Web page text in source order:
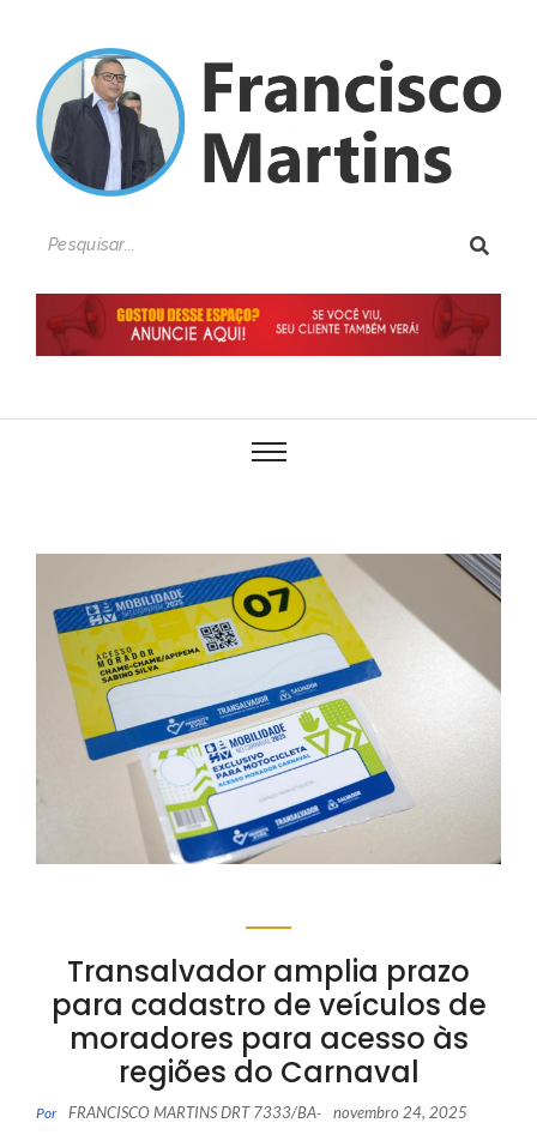
Transalvador amplia prazo
para cadastro de veículos de
moradores para acesso às
regiões do Carnaval
Por FRANCISCO MARTINS DRT 7333/BA- novembro 24, 2025